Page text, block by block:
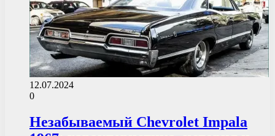
12.07.2024
0
Незабываемый Chevrolet Impala